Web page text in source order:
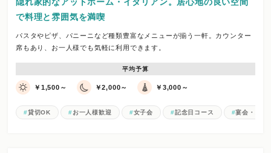
で料理と雰囲気を満喫
パスタやピザ、パニーニなど種類豊富なメニューが揃う一軒。カウンター
席もあり、お一人様でも気軽に利用できます。
平均予算
￥1,500～ ￥2,000～ ￥3,000～
貸切OK お一人様歓迎 女子会 記念日コース 宴会・パー